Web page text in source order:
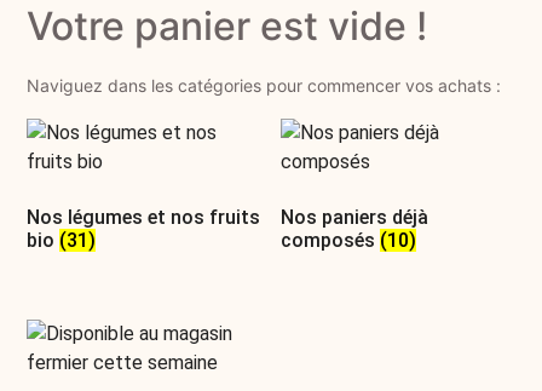
Votre panier est vide !
Naviguez dans les catégories pour commencer vos achats :
Nos légumes et nos fruits
bio (31)
Nos paniers déjà
composés (10)